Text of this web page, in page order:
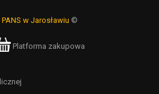
PANS w Jarosławiu ©
Platforma zakupowa